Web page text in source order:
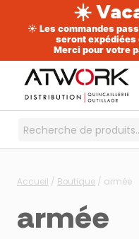
☀️
☀️ Les commandes
seront expédiées
Merci pour votre
contenu
Recherche
Accueil / Boutique / armée
armée